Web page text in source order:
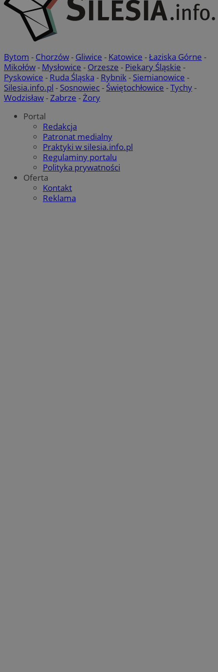
Bytom - Chorzów- Gliwice - Katowice -Łaziska Górne -
Mikołów- Mysłowice - Orzesze - Piekary Śląskie -
Pyskowice - Ruda Śląska - Rybnik- Siemianowice -
Silesia.info.pl - Sosnowiec- Świętochłowice -Tychy-
Wodzisław-Zabrze -Żory
Portal
Redakcja
Patronat medialny
Praktyki w silesia.info.pl
Regulaminy portalu
Polityka prywatności
Oferta
Kontakt
Reklama